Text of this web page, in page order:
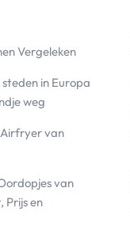
Vergeleken
in Europa
weg
Airfryer van
van
Prijs en